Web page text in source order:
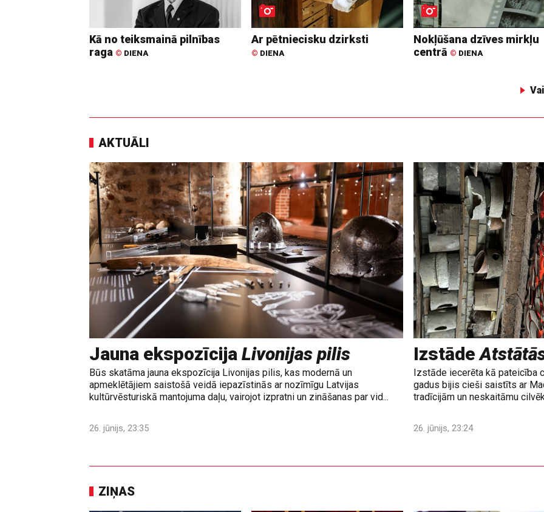
Kā no teiksmainā pilnības
raga © DIENA
Ar pētniecisku dzirksti
© DIENA
Nokļūšana dzīves mirkļu
centrā © DIENA
AKTUĀLI
Jauna ekspozīcija Livonijas pilis
Būs skatāma jauna ekspozīcija Livonijas pilis, kas modernā un
apmeklētājiem saistošā veidā iepazīstinās ar nozīmīgu Latvijas
kultūrvēsturiskā mantojuma daļu, vairojot izpratni un zināšanas par vid...
26. jūnijs, 23:35
Izstāde
Izstāde iecerēta kā pateicība
gadus bijis cieši saistīts ar
tradīcijām un neskaitāmu
26. jūnijs, 23:24
ZIŅAS